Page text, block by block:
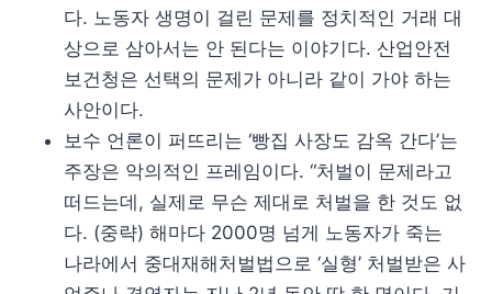
다. 노동자 생명이 걸린 문제를 정치적인 거래 대
상으로 삼아서는 안 된다는 이야기다. 산업안전
보건청은 선택의 문제가 아니라 같이 가야 하는
사안이다.
보수 언론이 퍼뜨리는 ‘빵집 사장도 감옥 간다’는
주장은 악의적인 프레임이다. “처벌이 문제라고
떠드는데, 실제로 무슨 제대로 처벌을 한 것도 없
다. (중략) 해마다 2000명 넘게 노동자가 죽는
나라에서 중대재해처벌법으로 ‘실형’ 처벌받은 사